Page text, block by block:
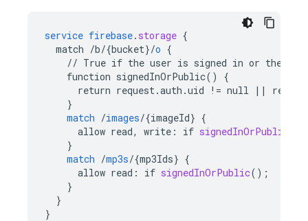
service firebase. storage {
match /b/{bucket}/o {
// True if the user is signed in or the
function signedInOrPublic()
{
return request.auth.uid != null ||
}
match /images/{imageId} {
allow read, write : if signedInOrPublic
}
match /mp3s/{mp3Ids} {
allow read : if signedInOrPublic();
}
}
}